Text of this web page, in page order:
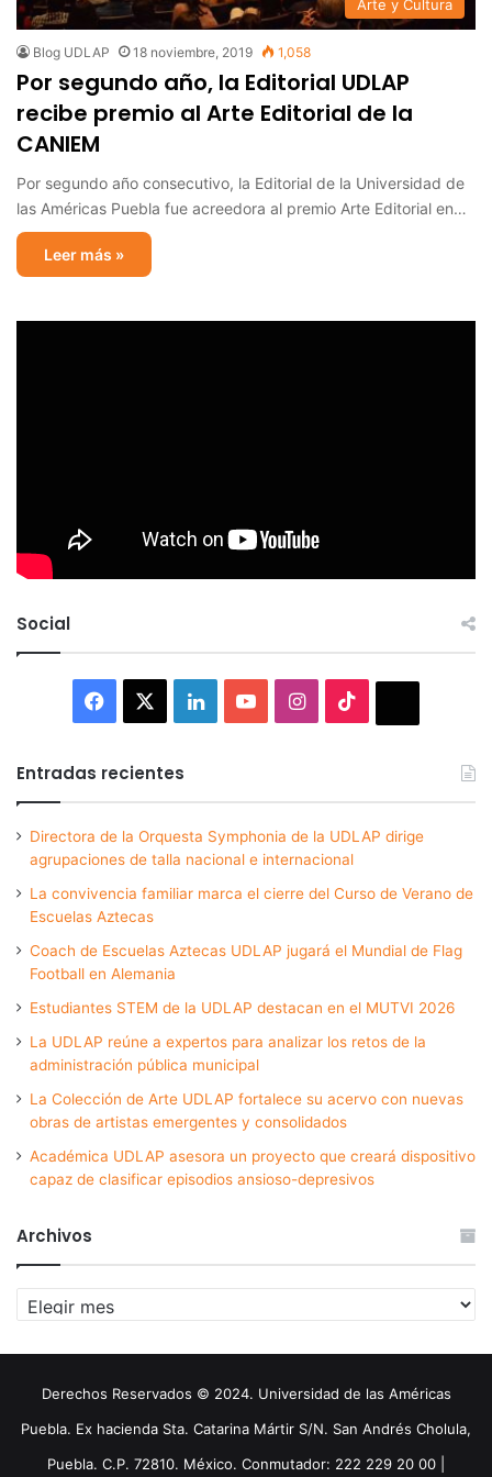
Arte y Cultura
Blog UDLAP 18 noviembre, 2019 1,058
Por segundo año, la Editorial UDLAP
recibe premio al Arte Editorial de la
CANIEM
Por segundo año consecutivo, la Editorial de la Universidad de
las Américas Puebla fue acreedora al premio Arte Editorial en…
Leer más »
Social
Facebook LinkedInYouTubeInstagram
Entradas recientes
Directora de la Orquesta Symphonia de la UDLAP dirige
agrupaciones de talla nacional e internacional
La convivencia familiar marca el cierre del Curso de Verano de
Escuelas Aztecas
Coach de Escuelas Aztecas UDLAP jugará el Mundial de Flag
Football en Alemania
Estudiantes STEM de la UDLAP destacan en el MUTVI 2026
La UDLAP reúne a expertos para analizar los retos de la
administración pública municipal
La Colección de Arte UDLAP fortalece su acervo con nuevas
obras de artistas emergentes y consolidados
Académica UDLAP asesora un proyecto que creará dispositivo
capaz de clasificar episodios ansioso-depresivos
Archivos
Archivos
Derechos Reservados © 2024. Universidad de las Américas
Puebla. Ex hacienda Sta. Catarina Mártir S/N. San Andrés Cholula,
Puebla. C.P. 72810. México. Conmutador: 222 229 20 00 |